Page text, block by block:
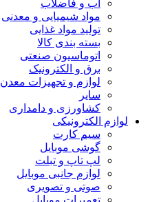
آب و فاضلاب
مواد شیمیایی و معدنی
تولید مواد غذایی
بسته بندی کالا
اتوماسیون صنعتی
برق و الکترونیک
لوازم و تجهیزات معدن
سایر
کشاورزی و دامداری
لوازم الکترونیکی
سیم کارت
گوشی موبایل
لپ تاپ و تبلت
لوازم جانبی موبایل
صوتی و تصویری